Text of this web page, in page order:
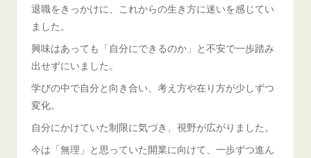
退職をきっかけに、これからの生き方に迷いを感じてい
ました。
興味はあっても「自分にできるのか」と不安で一歩踏み
出せずにいました。
学びの中で自分と向き合い、考え方や在り方が少しずつ
変化。
自分にかけていた制限に気づき、視野が広がりました。
今は「無理」と思っていた開業に向けて、一歩ずつ進ん